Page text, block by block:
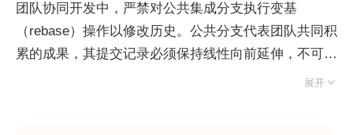
团队协同开发中，严禁对公共集成分支执行变基
（rebase）操作以修改历史。公共分支代表团队共同积
累的成果，其提交记录必须保持线性向前延伸，不可更
展开 